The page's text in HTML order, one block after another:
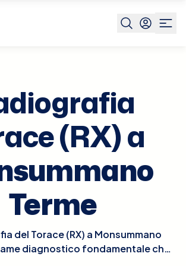
Monsummano
(RX) a
Terme
del Torace (RX) a Monsummano
diagnostico fondamentale che
i polmoni, il cuore, i grandi